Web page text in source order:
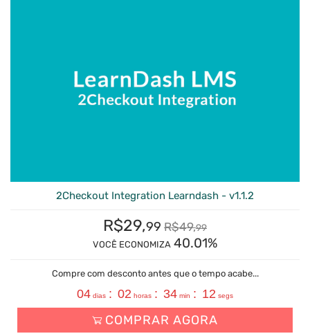
2Checkout Integration Learndash - v1.1.2
R$29,99 R$49,99
VOCÊ ECONOMIZA 40.01%
Compre com desconto antes que o tempo acabe...
04 dias : 02 horas : 34 min : 11 segs
COMPRAR AGORA